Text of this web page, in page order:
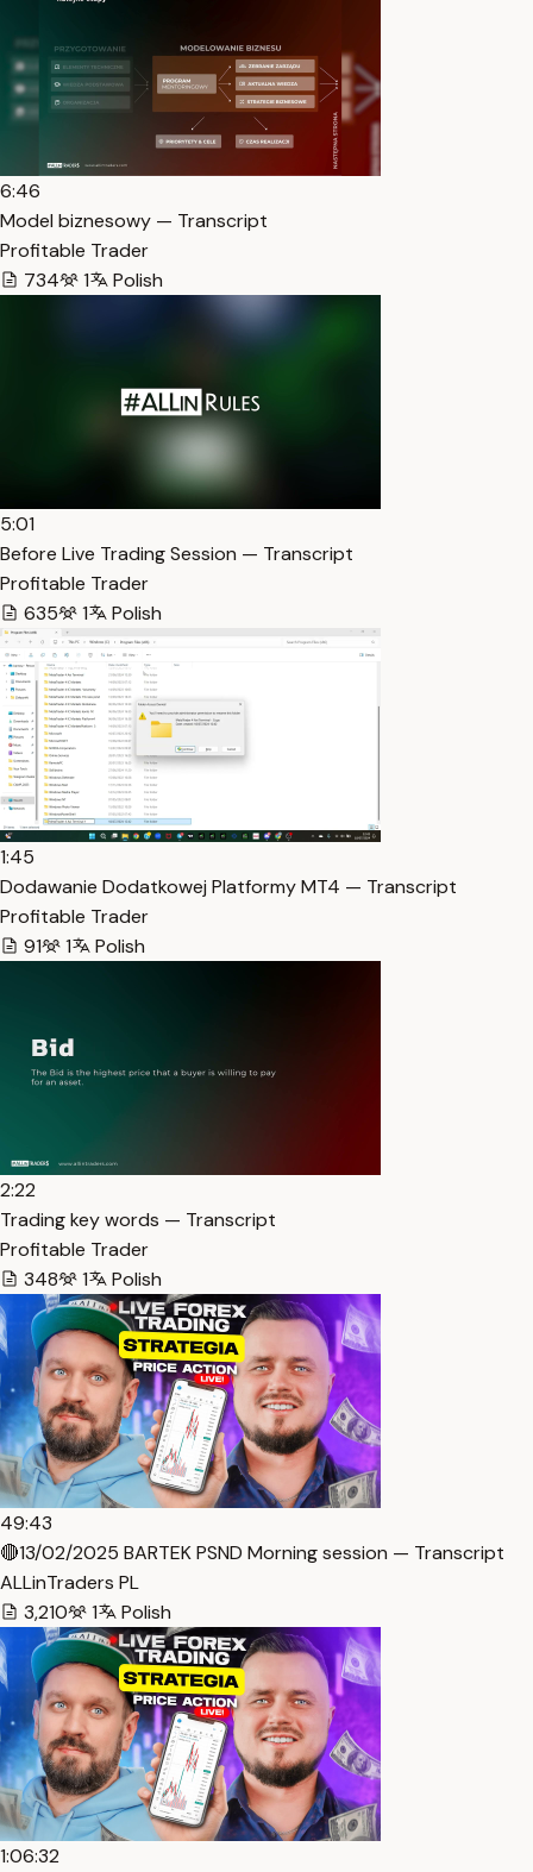
6:46
Model biznesowy — Transcript
Profitable Trader
734
1 Polish
5:01
Before Live Trading Session — Transcript
Profitable Trader
635
1 Polish
1:45
Dodawanie Dodatkowej Platformy MT4 — Transcript
Profitable Trader
91
1 Polish
2:22
Trading key words — Transcript
Profitable Trader
348
1 Polish
49:43
🔴13/02/2025 BARTEK PSND Morning session — Transcript
ALLinTraders PL
3,210
1 Polish
1:06:32